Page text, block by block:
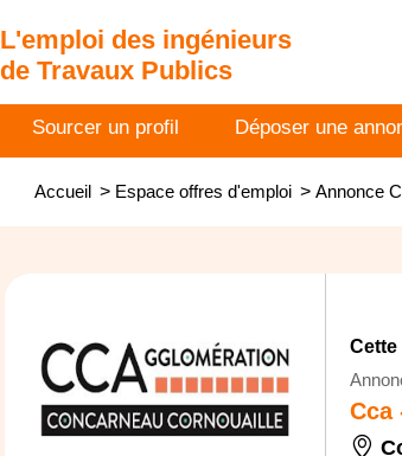
L'emploi des ingénieurs
de Travaux Publics
Sourcer un profil Déposer une
Accueil > Espace offres d'emploi > Annonce
Cca